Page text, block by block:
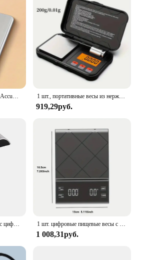
Цифровые кухонные весы AccuWeight из нержавеющей стали, пищевые весы с ЖК-дисплеем для точного взвешивания кухонных ингредиентов 1 шт., портативные весы из нержавеющей стали с ЖК-дисплеем
919,29руб.
Портативные весы Xiaomi с цифровым ЖК-дисплеем, чемодан, дорожная сумка, подвесной крючок Steelyard, весы, инструмент 50 кг, портативные весы, инструмент 1 шт. цифровые пищевые весы с таймером для точной выпечки и приготовления пищи-кухонные гаджеты аксессуары для домашних поваров
1 008,31руб.